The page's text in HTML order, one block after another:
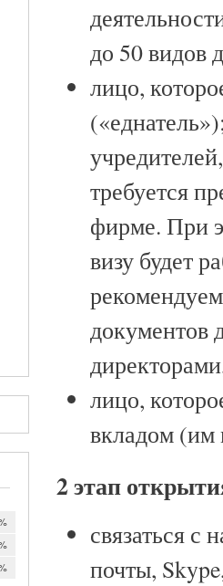
до 50 видов
лицо,
требуется
фирме. При
визу будет
документов
лицо,
вкладом (им
2 этап
связаться
почты,